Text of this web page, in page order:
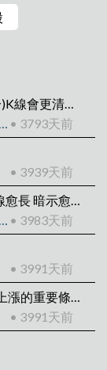
可能再看細一點(30 or 60分)K線會更清楚吧 不過所有的解釋都是機率問題 朝機率高的方向操作就好
【是誰教我們上影線代表壓力的？】 • 3793天前
• 3939天前
但常常是近期相對短壓 引線愈長 暗示愈強
【是誰教我們上影線代表壓力的？】 • 3983天前
• 3991天前
綠線是賣壓 紅線是買盤 要上漲的重要條件是賣壓要夠輕 紅線就不是必要 但是可以參考並與前一日做比對
• 3991天前